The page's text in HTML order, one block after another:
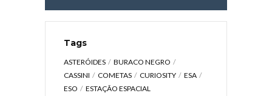
Tags
ASTERÓIDES
BURACO NEGRO
CASSINI
COMETAS CURIOSITY
ESA
ESO
ESTAÇÃO ESPACIAL